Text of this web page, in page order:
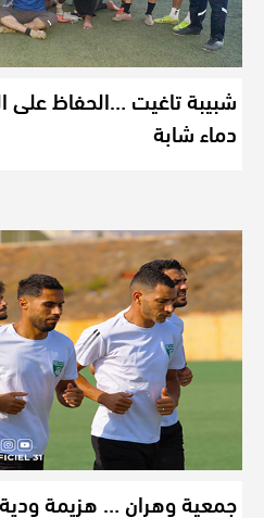
شبيبة تاغيت …الحفاظ
دماء شابة
جمعية وهران … هزيمة